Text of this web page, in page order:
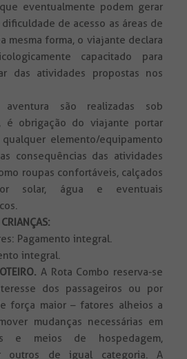
eventualmente podem gerar
de acesso as áreas de
mesma forma, o viajante declara
capacitado para
das atividades propostas nos
são realizadas sob
é obrigação do viajante portar
elemento/equipamento
consequências das atividades
roupas confortáveis, calçados
solar, água e eventuais
Pagamento integral.
integral.
A Rota Combo reserva-se
dos passageiros ou por
força maior – fatores alheios a
mudanças necessárias em
e meios de hospedagem,
outros de igual categoria. A